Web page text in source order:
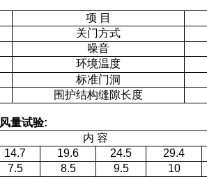
项 目
关门方式
噪音
环境温度
标准门洞
围护结构缝隙长度
量试验:
内 容
14.7 19.6 24.5 29.4
7.5 8.5 9.5 10